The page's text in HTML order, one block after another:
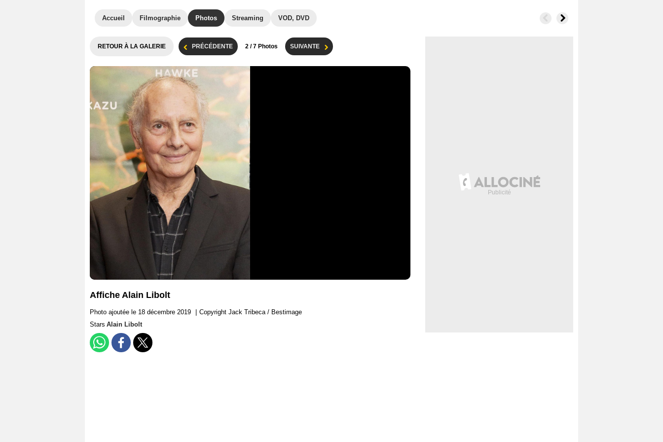
Accueil Filmographie Photos Streaming VOD, DVD
RETOUR À LA GALERIE PRÉCÉDENTE 2 / 7 Photos SUIVANTE
Affiche Alain Libolt
Photo ajoutée le 18 décembre 2019
Copyright Jack Tribeca / Bestimage
Stars Alain Libolt